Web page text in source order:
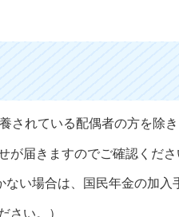
されている配偶者の方を除
届きますのでご確認くださ
い場合は、国民年金の加入
さい。）